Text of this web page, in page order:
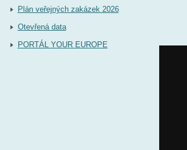
Plán veřejných zakázek 2026
Otevřená data
PORTÁL YOUR EUROPE